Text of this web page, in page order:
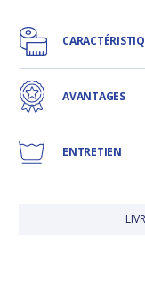
AVANTAGES
ENTRETIEN